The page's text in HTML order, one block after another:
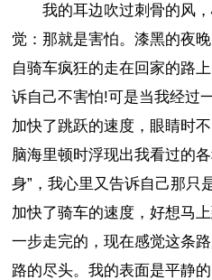
我的耳边吹过刺骨的风
觉：那就是害怕。漆黑的夜
自骑车疯狂的走在回家的路
诉自己不害怕!可是当我经过
加快了跳跃的速度，眼睛时
脑海里顿时浮现出我看过的
身”，我心里又告诉自己那只
加快了骑车的速度，好想马
一步走完的，现在感觉这条
路的尽头。我的表面是平静